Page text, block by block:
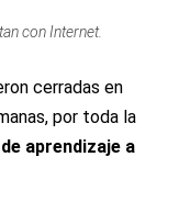
con Internet.
cerradas en
por toda la
aprendizaje a